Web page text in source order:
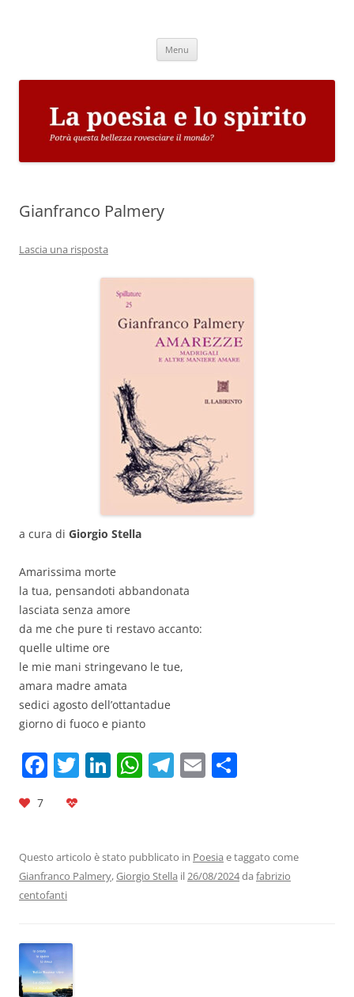
Menu
Gianfranco Palmery
Lascia una risposta
a cura di Giorgio Stella
Amarissima morte
la tua, pensandoti abbandonata
lasciata senza amore
da me che pure ti restavo accanto:
quelle ultime ore
le mie mani stringevano le tue,
amara madre amata
sedici agosto dell’ottantadue
giorno di fuoco e pianto
F
b
o
k
T Li
dI
n
W
A
p
T
a
m
E
vi
di
7
Questo articolo è stato pubblicato in Poesia e taggato come
Gianfranco Palmery,Giorgio Stella il26/08/2024da fabrizio
centofanti